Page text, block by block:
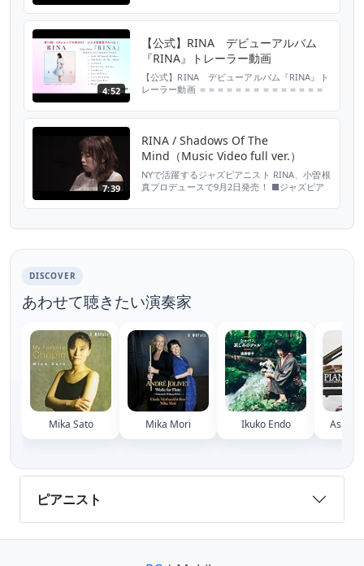
ニスト、RINAが登場します。 MUSIC
SESSiON - Piano Solo RI...
4:52
【公式】RINA デビューアルバム
『RINA』トレーラー動画
【公式】RINA デビューアルバム『RINA』ト
レーラー動画 ＝＝＝＝＝＝＝＝＝＝＝＝＝＝
JAZZシーンに新たなニューカマーが誕生！ ジ
ャズピアニストRINA、世界的ピアニスト小曽
根真プロデュースで鮮烈デビュー！ ■ 小...
7:39
RINA / Shadows Of The
Mind（Music Video full ver.）
NYで活躍するジャズピアニスト RINA、小曽根
真プロデュースで9月2日発売！ ■ジャズピア
が満を持してリリースする世界デビューアルバ
DISCOVER
あわせて聴きたい演奏家
Mika Sato Mika Mori Ikuko Endo Asuka
ピアニスト